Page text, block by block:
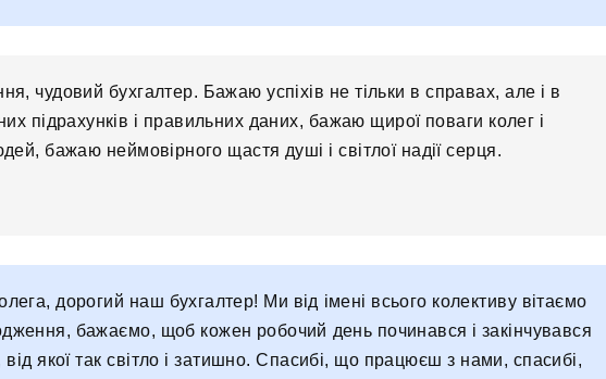
чудовий бухгалтер. Бажаю успіхів не тільки в справах, але і в
підрахунків і правильних даних, бажаю щирої поваги колег і
бажаю неймовірного щастя душі і світлої надії серця.
дорогий наш бухгалтер! Ми від імені всього колективу вітаємо
бажаємо, щоб кожен робочий день починався і закінчувався
якої так світло і затишно. Спасибі, що працюєш з нами, спасибі,